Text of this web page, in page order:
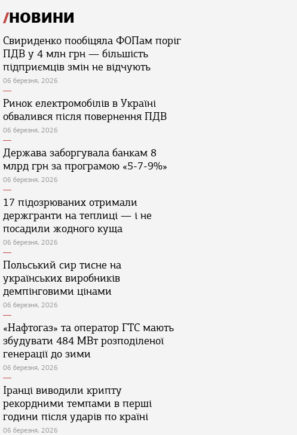
НОВИНИ
Свириденко пообіцяла ФОПам поріг
ПДВ у 4 млн грн — більшість
підприємців змін не відчують
06 березня, 2026
Ринок електромобілів в Україні
обвалився після повернення ПДВ
06 березня, 2026
Держава заборгувала банкам 8
млрд грн за програмою «5-7-9%»
06 березня, 2026
17 підозрюваних отримали
держгранти на теплиці — і не
посадили жодного куща
06 березня, 2026
Польський сир тисне на
українських виробників
демпінговими цінами
06 березня, 2026
«Нафтогаз» та оператор ГТС мають
збудувати 484 МВт розподіленої
генерації до зими
06 березня, 2026
Іранці виводили крипту
рекордними темпами в перші
години після ударів по країні
06 березня, 2026